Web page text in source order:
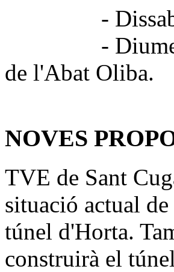
- Dissabte 6/
- Diumenge
de l'Abat Oliba.
NOVES
TVE de Sant
situació actual
túnel d'Horta.
construirà el